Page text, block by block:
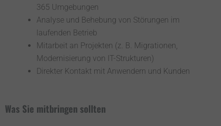
365 Umgebungen
Analyse und Behebung von Störungen im
laufenden Betrieb
Mitarbeit an Projekten (z. B. Migrationen,
Modernisierung von IT-Strukturen)
Direkter Kontakt mit Anwendern und Kunden
Was Sie mitbringen sollten